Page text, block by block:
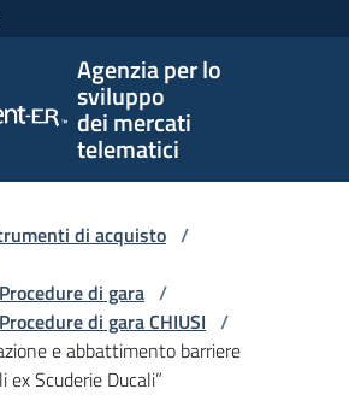
Agenzia per lo
sviluppo
dei mercati
telematici
lo
sviluppo
di acquisto /
di gara /
di gara CHIUSI /
e abbattimento barriere
Scuderie Ducali”